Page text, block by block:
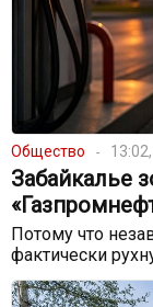
Общество
Забайкалье
Потому что
фактически